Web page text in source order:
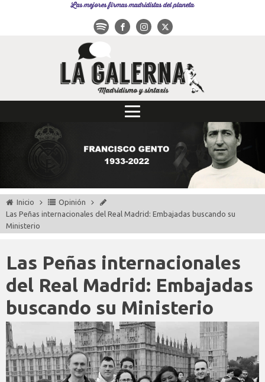
Las mejores firmas madridistas del planeta
Inicio
Opinión
Las Peñas internacionales del Real Madrid: Embajadas buscando su
Ministerio
Las Peñas internacionales
del Real Madrid: Embajadas
buscando su Ministerio